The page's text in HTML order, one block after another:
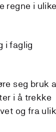
regne i ulike
i faglig
seg bruk
i å trekke
og fra